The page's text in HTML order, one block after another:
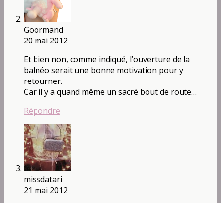
Goormand
20 mai 2012
Et bien non, comme indiqué, l’ouverture de la
balnéo serait une bonne motivation pour y
retourner.
Car il y a quand même un sacré bout de route…
Répondre
missdatari
21 mai 2012